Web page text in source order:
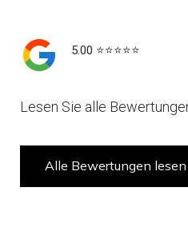
5.00 ⭐️⭐️⭐️⭐️⭐️
Lesen Sie alle
Alle Bewertungen lesen